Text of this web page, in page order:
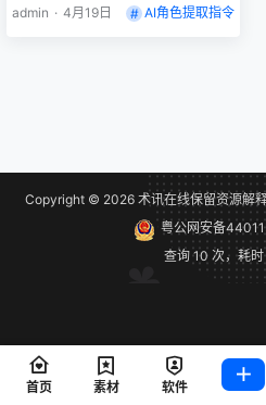
世故事转化为充满治愈感、温馨且
***** ***…
admin · 4月19日 AI角色提取指令
Copyright © 2026术讯在线保留资源解
粤公网安备
查询 10 次，耗
首页 素材 软件